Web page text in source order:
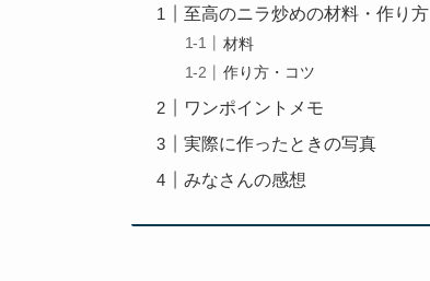
至高のニラ炒めの材料・作り方
材料
作り方・コツ
ワンポイントメモ
実際に作ったときの写真
みなさんの感想